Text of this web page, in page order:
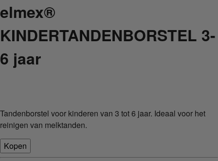
elmex®
KINDERTANDENBORSTEL 3-
6 jaar
Tandenborstel voor kinderen van 3 tot 6 jaar. Ideaal voor het
reinigen van melktanden.
Kopen